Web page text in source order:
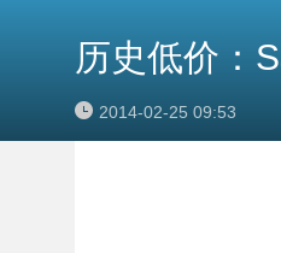
历史低价：
2014-02-25 09:53